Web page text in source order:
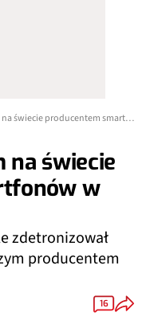
Apple największym na świecie producentem smartfonów w 4Q2016
na świecie
w
zdetronizował
producentem
16